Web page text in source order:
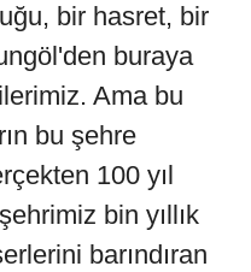
bir hasret, bir
buraya
Ama bu
bu şehre
100 yıl
bin yıllık
barındıran